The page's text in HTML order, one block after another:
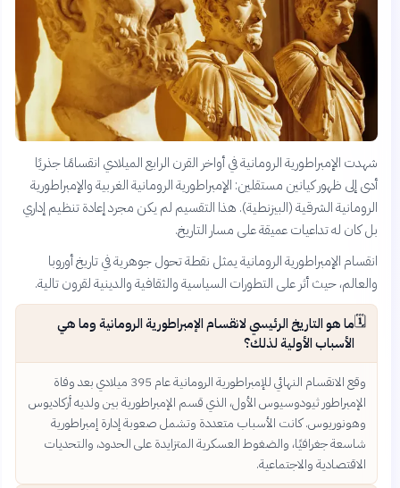
شهدت الإمبراطورية الرومانية في أواخر القرن الرابع الميلادي انقسامًا جذريًا
أدى إلى ظهور كيانين مستقلين: الإمبراطورية الرومانية الغربية والإمبراطورية
الرومانية الشرقية (البيزنطية). هذا التقسيم لم يكن مجرد إعادة تنظيم إداري
بل كان له تداعيات عميقة على مسار التاريخ.
انقسام الإمبراطورية الرومانية يمثل نقطة تحول جوهرية في تاريخ أوروبا
والعالم، حيث أثر على التطورات السياسية والثقافية والدينية لقرون تالية.
🗓️ما هو التاريخ الرئيسي لانقسام الإمبراطورية الرومانية وما هي
الأسباب الأولية لذلك؟
وقع الانقسام النهائي للإمبراطورية الرومانية عام 395 ميلادي بعد وفاة
الإمبراطور ثيودوسيوس الأول، الذي قسم الإمبراطورية بين ولديه أركاديوس
وهونوريوس. كانت الأسباب متعددة وتشمل صعوبة إدارة إمبراطورية
شاسعة جغرافيًا، والضغوط العسكرية المتزايدة على الحدود، والتحديات
الاقتصادية والاجتماعية.